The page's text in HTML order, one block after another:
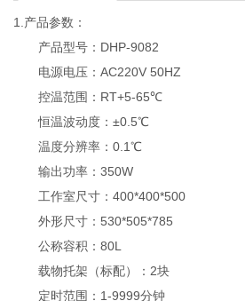
1.产品参数：
产品型号：DHP-9082
电源电压：AC220V 50HZ
控温范围：RT+5-65℃
恒温波动度：±0.5℃
温度分辨率：0.1℃
输出功率：350W
工作室尺寸：400*400*500
外形尺寸：530*505*785
公称容积：80L
载物托架（标配）：2块
定时范围：1-9999分钟